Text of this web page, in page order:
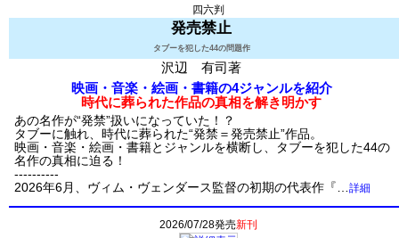
四六判
発売禁止
タブーを犯した44の問題作
沢辺 有司著
映画・音楽・絵画・書籍の4ジャンルを紹介
時代に葬られた作品の真相を解き明かす
あの名作が“発禁”扱いになっていた！？
タブーに触れ、時代に葬られた“発禁＝発売禁止”作品。
映画・音楽・絵画・書籍とジャンルを横断し、タブーを犯した44の
名作の真相に迫る！
----------
2026年6月、ヴィム・ヴェンダース監督の初期の代表作『…詳細
2026/07/28発売新刊